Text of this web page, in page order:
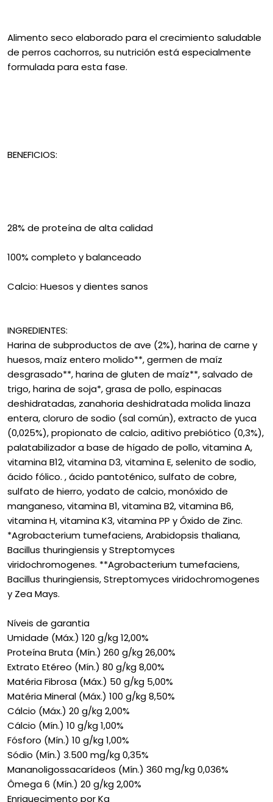
Alimento seco elaborado para el crecimiento saludable
de perros cachorros, su nutrición está especialmente
formulada para esta fase.
BENEFICIOS:
28% de proteína de alta calidad
100% completo y balanceado
Calcio: Huesos y dientes sanos
INGREDIENTES:
Harina de subproductos de ave (2%), harina de carne y
huesos, maíz entero molido**, germen de maíz
desgrasado**, harina de gluten de maíz**, salvado de
trigo, harina de soja*, grasa de pollo, espinacas
deshidratadas, zanahoria deshidratada molida linaza
entera, cloruro de sodio (sal común), extracto de yuca
(0,025%), propionato de calcio, aditivo prebiótico (0,3%),
palatabilizador a base de hígado de pollo, vitamina A,
vitamina B12, vitamina D3, vitamina E, selenito de sodio,
ácido fólico. , ácido pantoténico, sulfato de cobre,
sulfato de hierro, yodato de calcio, monóxido de
manganeso, vitamina B1, vitamina B2, vitamina B6,
vitamina H, vitamina K3, vitamina PP y Óxido de Zinc.
*Agrobacterium tumefaciens, Arabidopsis thaliana,
Bacillus thuringiensis y Streptomyces
viridochromogenes. **Agrobacterium tumefaciens,
Bacillus thuringiensis, Streptomyces viridochromogenes
y Zea Mays.
Níveis de garantia
Umidade (Máx.) 120 g/kg 12,00%
Proteína Bruta (Mín.) 260 g/kg 26,00%
Extrato Etéreo (Mín.) 80 g/kg 8,00%
Matéria Fibrosa (Máx.) 50 g/kg 5,00%
Matéria Mineral (Máx.) 100 g/kg 8,50%
Cálcio (Máx.) 20 g/kg 2,00%
Cálcio (Mín.) 10 g/kg 1,00%
Fósforo (Mín.) 10 g/kg 1,00%
Sódio (Mín.) 3.500 mg/kg 0,35%
Mananoligossacarídeos (Mín.) 360 mg/kg 0,036%
Ômega 6 (Mín.) 20 g/kg 2,00%
Enriquecimento por Kg